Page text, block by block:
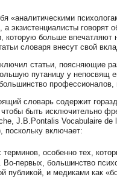
«аналитическими
экзистенциалисты говорят
которую больше
словаря внесут свой
статьи, поясняющие
путаницу у непосвящ
словарь содержит
быть исключительно
J.B.Pontalis Vocabulaire de
включает:
особенно тех,
первых, большинство
публикой, и медиками как